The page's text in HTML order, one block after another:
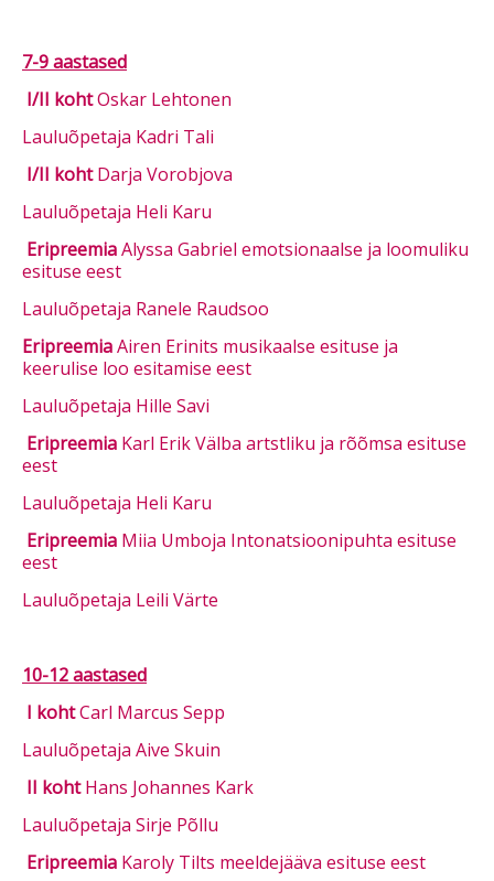
7-9 aastased
I/II kohtOskar Lehtonen
Lauluõpetaja Kadri Tali
I/II kohtDarja Vorobjova
Lauluõpetaja Heli Karu
EripreemiaAlyssa Gabriel emotsionaalse ja loomuliku
esituse eest
Lauluõpetaja Ranele Raudsoo
EripreemiaAiren Erinits musikaalse esituse ja
keerulise loo esitamise eest
Lauluõpetaja Hille Savi
Eripreemia Karl Erik Välba artstliku ja rõõmsa esituse
eest
Lauluõpetaja Heli Karu
Eripreemia Miia Umboja Intonatsioonipuhta esituse
eest
Lauluõpetaja Leili Värte
10-12 aastased
I kohtCarl Marcus Sepp
Lauluõpetaja Aive Skuin
II kohtHans Johannes Kark
Lauluõpetaja Sirje Põllu
Eripreemia Karoly Tilts meeldejääva esituse eest